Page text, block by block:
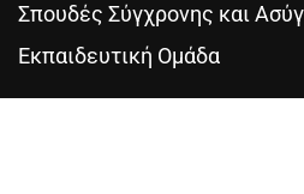
Σπουδές Σύγχρονης και
Εκπαιδευτική Ομάδα